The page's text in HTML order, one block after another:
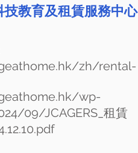
技教育及租賃服務中心
zh/rental-
wp-
09/JCAGERS_ 租賃